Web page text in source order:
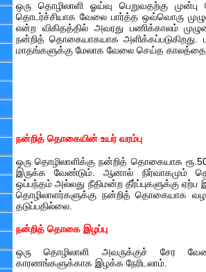
ஒரு தொழிலாளி ஓய்வு பெறுவதற்கு
தொடர்ச்சியாக வேலை பார்த்த ஒவ்வொரு
என்ற விகிதத்தில் அவரது பணிக்காலம்
நன்றித் தொகையாகயாக
மாதங்களுக்கு மேலாக வேலை செய்த
நன்றித் தொகையின் உயர் வரம்பு
ஒரு தொழிலாளிக்கு நன்றித் தொகையாக
இருக்க வேண்டும். ஆனால் நிர்வாகமும்
ஒப்பந்தம் அல்லது நீதிமன்ற தீர்ப்புகளுக்கு
தொழிலாளர்களுக்கு நன்றித் தொகையாக
தடுப்பதில்லை.
நன்றித் தொகை இழப்பு
ஒரு தொழிலாளி அவருக்குச் சேர
காரணங்களுக்காக இழக்க நேரிடலாம்.